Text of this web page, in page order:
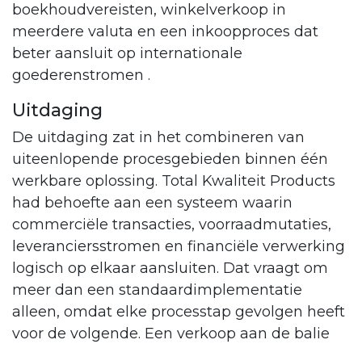
boekhoudvereisten, winkelverkoop in
meerdere valuta en een inkoopproces dat
beter aansluit op internationale
goederenstromen .
Uitdaging
De uitdaging zat in het combineren van
uiteenlopende procesgebieden binnen één
werkbare oplossing. Total Kwaliteit Products
had behoefte aan een systeem waarin
commerciële transacties, voorraadmutaties,
leveranciersstromen en financiële verwerking
logisch op elkaar aansluiten. Dat vraagt om
meer dan een standaardimplementatie
alleen, omdat elke processtap gevolgen heeft
voor de volgende. Een verkoop aan de balie